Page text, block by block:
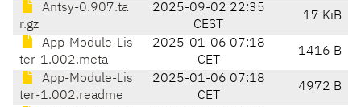
Antsy-0.907.ta
r.gz
2025-09-02 22:35
CEST
17 KiB
App-Module-Lis
ter-1.002.meta
2025-01-06 07:18
CET
1416 B
App-Module-Lis
ter-1.002.readme
2025-01-06 07:18
CET
4972 B